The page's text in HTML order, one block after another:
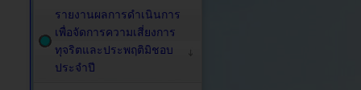
รายงานผลการดำเนินการ
เพื่อจัดการความเสี่ยงการ
ทุจริตและประพฤติมิชอบ
ประจำปี